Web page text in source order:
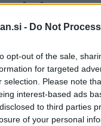
- Do Not
opt-out of the sale,
for targeted
selection. Please note
interest-based ads
to third parties
of your personal
kako
škodilo?
obožuje
- pri njegovi
večinoma
pogosto veljata